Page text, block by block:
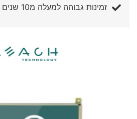
זמינות גבוהה למעלה מ10 שנים